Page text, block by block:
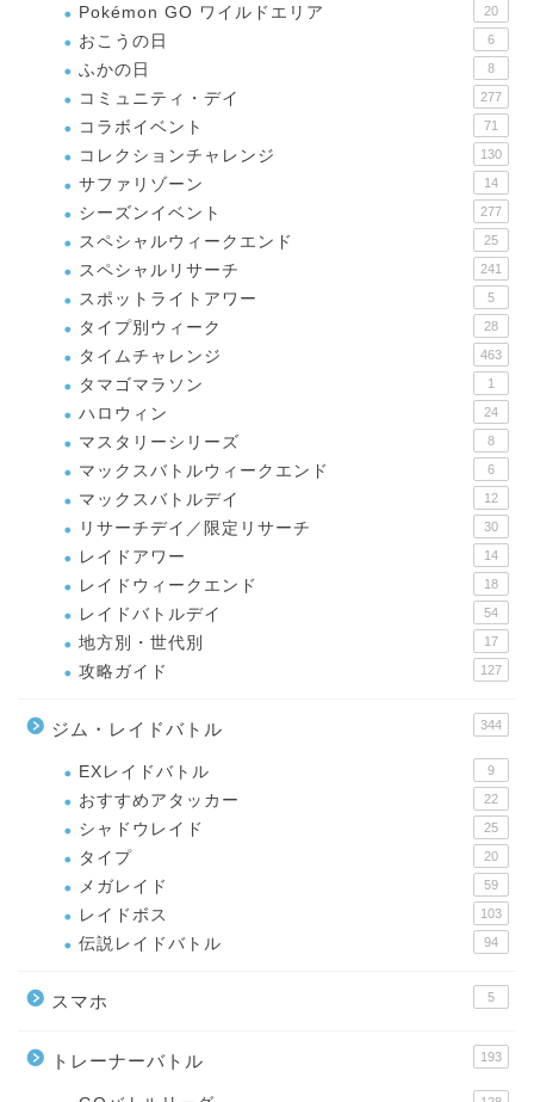
Pokémon GO ワイルドエリア 20
おこうの日 6
ふかの日 8
コミュニティ・デイ 277
コラボイベント 71
コレクションチャレンジ 130
サファリゾーン 14
シーズンイベント 277
スペシャルウィークエンド 25
スペシャルリサーチ 241
スポットライトアワー 5
タイプ別ウィーク 28
タイムチャレンジ 463
タマゴマラソン 1
ハロウィン 24
マスタリーシリーズ 8
マックスバトルウィークエンド 6
マックスバトルデイ 12
リサーチデイ／限定リサーチ 30
レイドアワー 14
レイドウィークエンド 18
レイドバトルデイ 54
地方別・世代別 17
攻略ガイド 127
ジム・レイドバトル 344
EXレイドバトル 9
おすすめアタッカー 22
シャドウレイド 25
タイプ 20
メガレイド 59
レイドボス 103
伝説レイドバトル 94
スマホ 5
トレーナーバトル 193